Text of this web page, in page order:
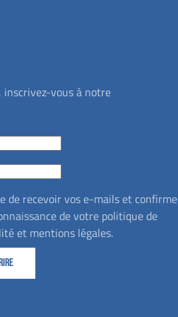
vous à notre
de recevoir vos e-mails et confirme
de votre politique de
et mentions légales.